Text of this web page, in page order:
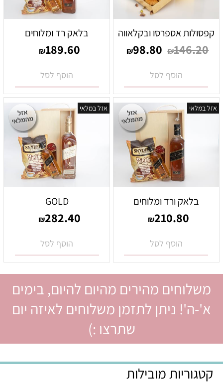
קפסולות אספרסו ובקלאווה
₪146.20
₪98.80
הוסף לסל
בלאק רד ומלוחים
₪189.60
הוסף לסל
אזל במלאי
בלאק ורד ומלוחים
₪210.80
הוסף לסל
אזל במלאי
GOLD
₪282.40
הוסף לסל
משלוחים מהירים מהיום להיום, בימים
א'-ה'! ניתן לתזמן משלוחים לאיזה יום
שתרצו :)
קטגוריות מובילות